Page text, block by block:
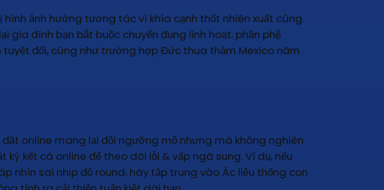
ảnh hưởng tương tác vì khía cạnh thốt nhiên xuất cũng
gia đình bạn bắt buộc chuyển đụng linh hoạt. phần phệ
đối, cũng như trường hợp Đức thua thảm Mexico năm
online mang lại đội ngưỡng mộ nhưng mà không nghiên
kết cá online để theo dõi lỗi & vấp ngã sung. Ví dụ, nếu
nhìn sai nhịp độ round, hãy tập trung vào Ác liệu thống con